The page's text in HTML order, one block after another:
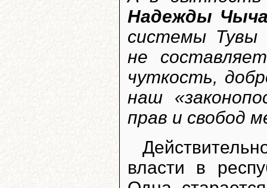
Надежды
системы Тувы
не
чуткость,
наш
прав и свобод
власти в